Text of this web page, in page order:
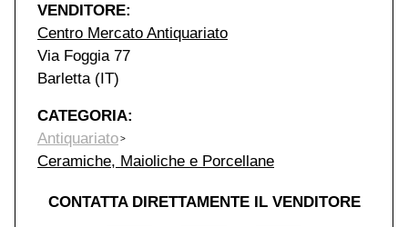
VENDITORE:
Centro Mercato Antiquariato
Via Foggia 77
Barletta (IT)
CATEGORIA:
Antiquariato
Ceramiche, Maioliche e Porcellane
CONTATTA DIRETTAMENTE IL VENDITORE